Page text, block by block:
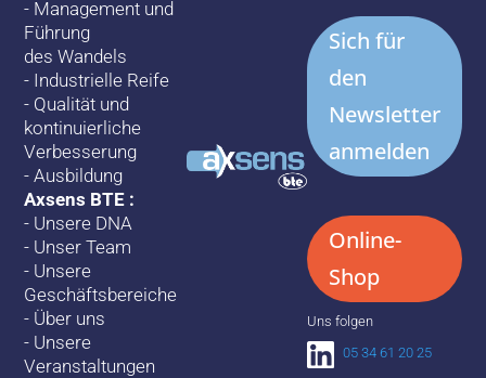
- Management und
Führung
des Wandels
- Industrielle Reife
- Qualität und
kontinuierliche
Verbesserung
-Ausbildung
Axsens BTE :
- Unsere DNA
- Unser Team
- Unsere
Geschäftsbereiche
- Über uns
- Unsere
Veranstaltungen
Sich für
den
Newsletter
anmelden
Online-
Shop
Uns folgen
05 34 61 20 25